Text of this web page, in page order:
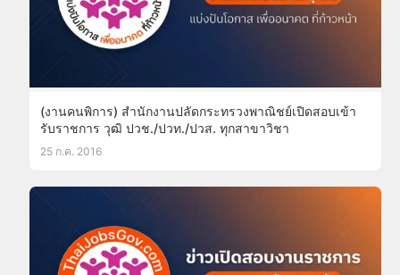
(งานคนพิการ) สำนักงานปลัดกระทรวงพาณิชย์เปิดสอบเข้า
รับราชการ วุฒิ ปวช./ปวท./ปวส. ทุกสาขาวิชา
25 ก.ค. 2016